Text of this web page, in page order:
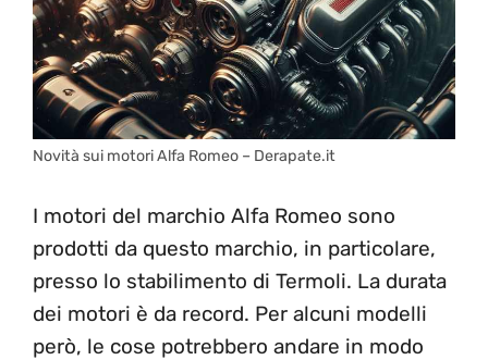
Novità sui motori Alfa Romeo – Derapate.it
I motori del marchio Alfa Romeo sono
prodotti da questo marchio, in particolare,
presso lo stabilimento di Termoli. La durata
dei motori è da record. Per alcuni modelli
però, le cose potrebbero andare in modo